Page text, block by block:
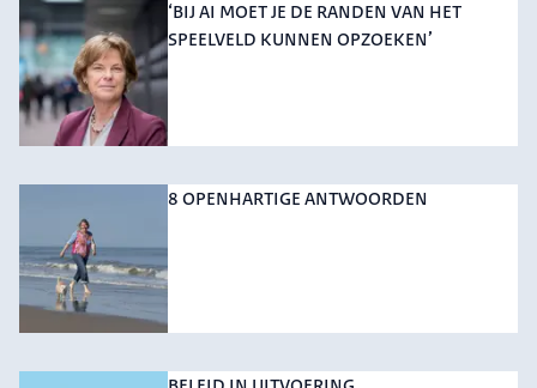
‘BIJ AI MOET JE DE RANDEN VAN HET
SPEELVELD KUNNEN OPZOEKEN’
8 OPENHARTIGE ANTWOORDEN